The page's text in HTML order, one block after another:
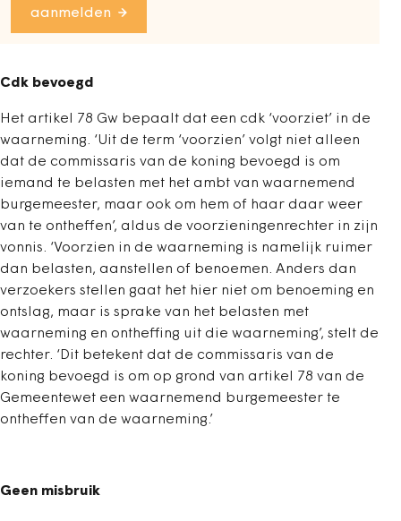
aanmelden
Cdk bevoegd
Het artikel 78 Gw bepaalt dat een cdk ‘voorziet’ in de
waarneming. ‘Uit de term ‘voorzien’ volgt niet alleen
dat de commissaris van de koning bevoegd is om
iemand te belasten met het ambt van waarnemend
burgemeester, maar ook om hem of haar daar weer
van te ontheffen’, aldus de voorzieningenrechter in zijn
vonnis. ‘Voorzien in de waarneming is namelijk ruimer
dan belasten, aanstellen of benoemen. Anders dan
verzoekers stellen gaat het hier niet om benoeming en
ontslag, maar is sprake van het belasten met
waarneming en ontheffing uit die waarneming’, stelt de
rechter. ‘Dit betekent dat de commissaris van de
koning bevoegd is om op grond van artikel 78 van de
Gemeentewet een waarnemend burgemeester te
ontheffen van de waarneming.’
Geen misbruik